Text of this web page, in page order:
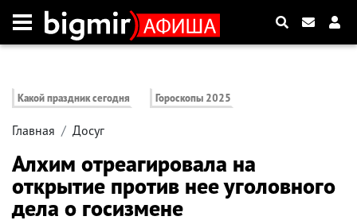
Какой праздник сегодня Гороскопы 2025
Главная Досуг
Алхим отреагировала на
открытие против нее уголовного
дела о госизмене